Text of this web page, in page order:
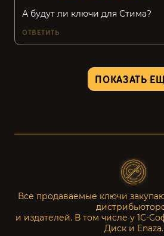
А будут ли ключи для Стима?
ОТВЕТИТЬ
ПОКАЗАТЬ
Все продаваемые ключи
и издателей. В том числе у 1С-
Диск и Enaza.